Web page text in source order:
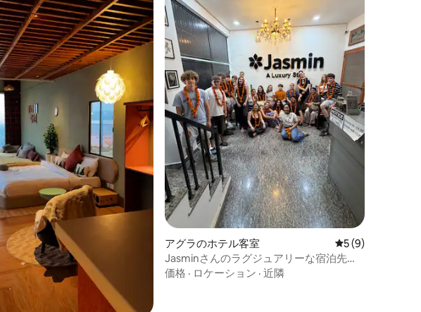
4.93つ星の平均評価
アグラのホテル客室 レビュー9件、5
5 (9)
Jasminさんのラグジュアリーな宿泊先は
タージ・マハルまで徒歩圏内です。
価格 · ロケーション · 近隣